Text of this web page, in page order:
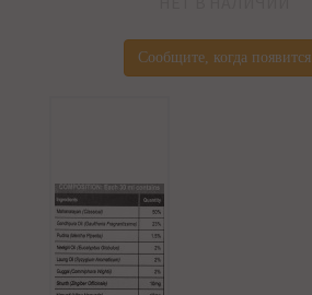
Сообщите, когда появится